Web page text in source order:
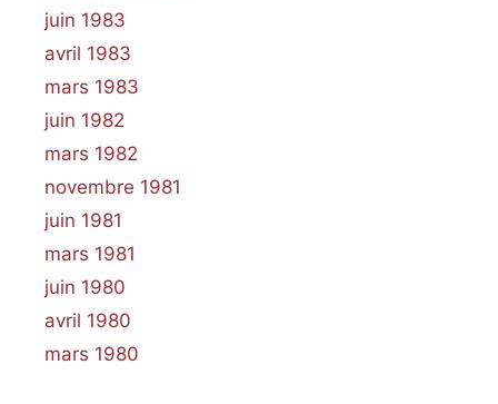
juin 1983
avril 1983
mars 1983
juin 1982
mars 1982
novembre 1981
juin 1981
mars 1981
juin 1980
avril 1980
mars 1980